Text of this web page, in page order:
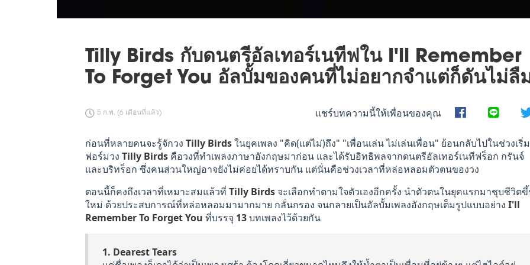
Tilly Birds กับดนตรีอัลเทอร์เนทีฟใน I'll Remember
To Forget You อัลบั้มของคนที่ไม่อยากจำแต่ก็ดันไม่ลื
5 ก.พ. (6 เดือนที่แล้ว) แชร์บทความนี้ให้เพื่อนของคุณ
ก่อนที่หลายคนจะรู้จักวง Tilly Birdsในยุคเพลง "คิด(แต่ไม่)ถึง" "เพื่อนเล่น ไม่เล่นเพื่อน" ย้อนกลับไปในช่วงเริ่ม
ฟอร์มวง Tilly Birds คือวงที่ทำเพลงภาษาอังกฤษมาก่อน และได้รับอิทธิพลจากดนตรีอัลเทอร์เนทีฟร็อก กรันจ์
และบริทร็อก ซึ่งคนส่วนใหญ่อาจยังไม่ค่อยได้ทราบกัน แต่นั่นคือช่วงเวลาที่หล่อหลอมตัวตนของวง
ตอนนี้ก็คงถึงเวลาที่เหมาะสมแล้วที่ Tilly Birds จะเลือกทำตามใจตัวเองอีกครั้ง นำตัวตนในยุคแรกมาชุบชีวิต
ใหม่ ด้วยประสบการณ์ที่หล่อหลอมมามากมาย กลั่นกรอง จนกลายเป็นอัลบั้มเพลงอังกฤษเต็มรูปแบบอย่าง I'll
Remember To Forget You ที่บรรจุ 13บทเพลงไว้ด้วยกัน
1. Dearest Tears